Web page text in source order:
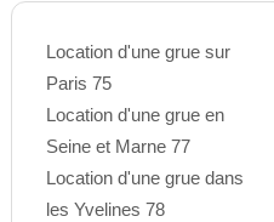
Location d'une grue sur
Paris 75
Location d'une grue en
Seine et Marne 77
Location d'une grue dans
les Yvelines 78